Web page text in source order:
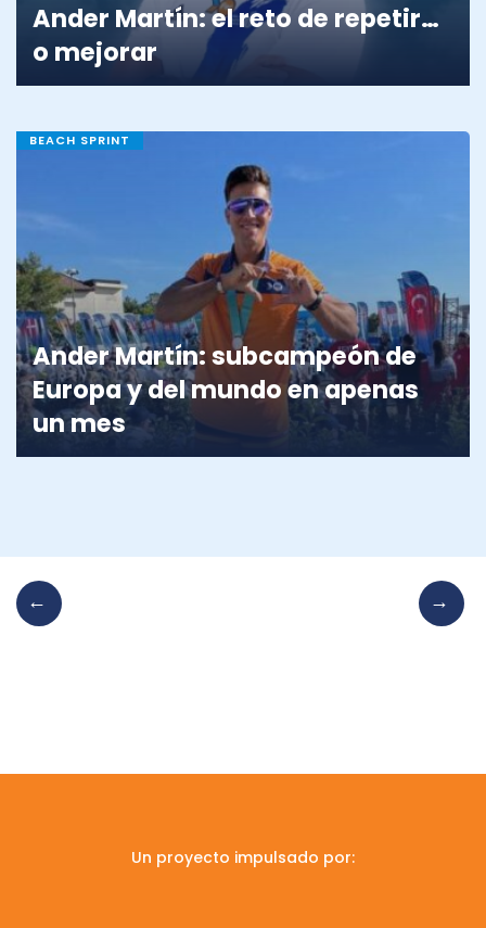
Ander Martín: el reto de repetir…
o mejorar
BEACH SPRINT
Ander Martín: subcampeón de
Europa y del mundo en apenas
un mes
Un proyecto impulsado por: